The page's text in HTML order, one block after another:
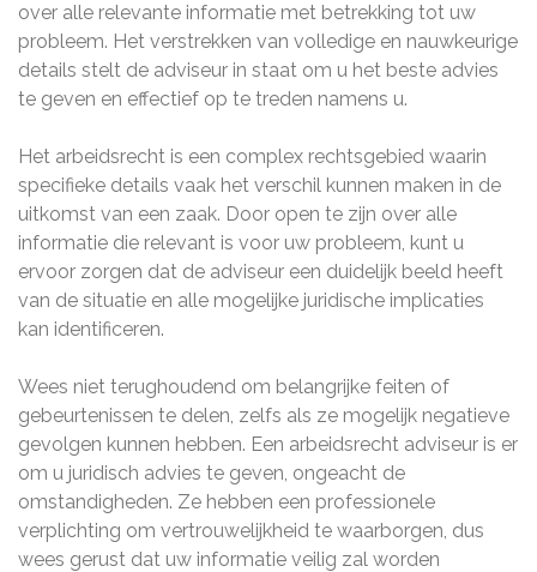
over alle relevante informatie met betrekking tot uw
probleem. Het verstrekken van volledige en nauwkeurige
details stelt de adviseur in staat om u het beste advies
te geven en effectief op te treden namens u.
Het arbeidsrecht is een complex rechtsgebied waarin
specifieke details vaak het verschil kunnen maken in de
uitkomst van een zaak. Door open te zijn over alle
informatie die relevant is voor uw probleem, kunt u
ervoor zorgen dat de adviseur een duidelijk beeld heeft
van de situatie en alle mogelijke juridische implicaties
kan identificeren.
Wees niet terughoudend om belangrijke feiten of
gebeurtenissen te delen, zelfs als ze mogelijk negatieve
gevolgen kunnen hebben. Een arbeidsrecht adviseur is er
om u juridisch advies te geven, ongeacht de
omstandigheden. Ze hebben een professionele
verplichting om vertrouwelijkheid te waarborgen, dus
wees gerust dat uw informatie veilig zal worden